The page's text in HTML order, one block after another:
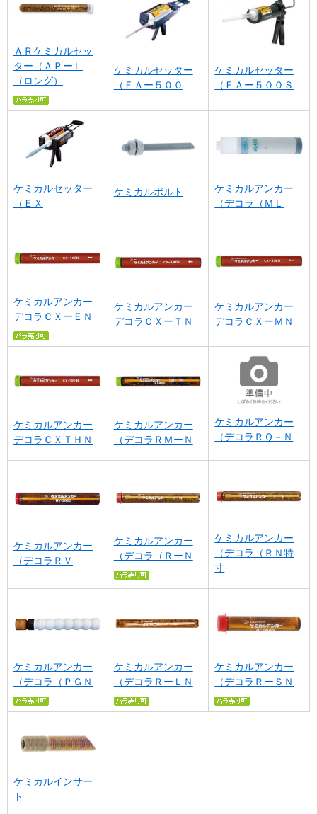
ＡＲケミカルセッ
ター（ＡＰーＬ
（ロング）
ケミカルセッター
（ＥＡー５００
ケミカルセッター
（ＥＡー５００Ｓ
ケミカルセッター
（ＥＸ
ケミカルボルト
ケミカルアンカー
（デコラ（ＭＬ
ケミカルアンカー
デコラＣＸーＥＮ
ケミカルアンカー
デコラＣＸーＴＮ
ケミカルアンカー
デコラＣＸーＭＮ
ケミカルアンカー
デコラＣＸＴＨＮ
ケミカルアンカー
（デコラＲＭーＮ
ケミカルアンカー
（デコラＲＱ－Ｎ
ケミカルアンカー
（デコラＲＶ
ケミカルアンカー
（デコラ（ＲーＮ
ケミカルアンカー
（デコラ（ＲＮ特
寸
ケミカルアンカー
（デコラ（ＰＧＮ
ケミカルアンカー
（デコラＲーＬＮ
ケミカルアンカー
（デコラＲーＳＮ
ケミカルインサー
ト